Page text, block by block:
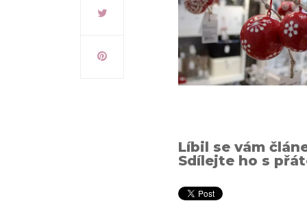
Líbil se vám
Sdílejte ho s